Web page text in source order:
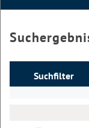
Suchfilter